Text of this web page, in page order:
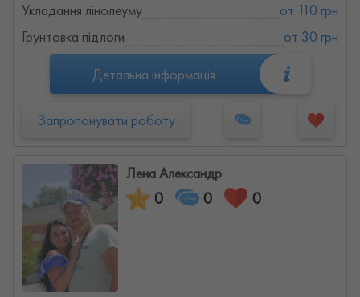
Укладання лінолеуму
от 110 грн
Грунтовка підлоги
от 30 грн
Детальна інформація
Запропонувати роботу
Лена Александр
0 0 0